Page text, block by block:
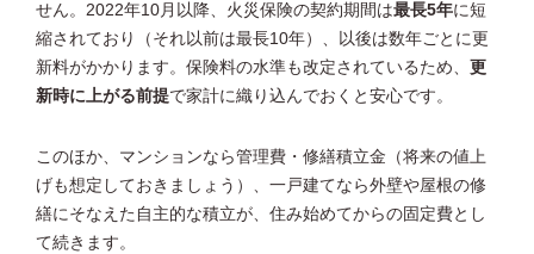
せん。2022年10月以降、火災保険の契約期間は最長5年に短
縮されており（それ以前は最長10年）、以後は数年ごとに更
新料がかかります。保険料の水準も改定されているため、 更
新時に上がる前提で家計に織り込んでおくと安心です。
このほか、マンションなら管理費・修繕積立金（将来の値上
げも想定しておきましょう）、一戸建てなら外壁や屋根の修
繕にそなえた自主的な積立が、住み始めてからの固定費とし
て続きます。